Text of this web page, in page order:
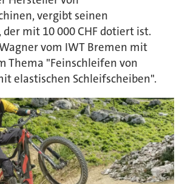
vergibt seinen
der mit 10 000 CHF dotiert ist.
vom IWT Bremen mit
Thema "Feinschleifen von
elastischen Schleifscheiben".